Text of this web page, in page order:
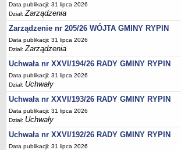
Statut
Strategia rozwoju
Uchwały
Projekty uchwał
Imienne wykazy głosowań radnych
Postać dokumentów
Akty Prawne, Dzienniki Ustaw, Monitory Polskie
Prawo miejscowe
Zarządzenia
Data publikacji: 31 lipca 2026
Dział:Zarządzenia
Zarządzenie nr 205/26 WÓJTA GMINY RYPIN
Data publikacji: 31 lipca 2026
Dział:Zarządzenia
Uchwała nr XXVI/194/26 RADY GMINY RYPIN
Data publikacji: 31 lipca 2026
Dział: Uchwały
Uchwała nr XXVI/193/26 RADY GMINY RYPIN
Data publikacji: 31 lipca 2026
Dział: Uchwały
Uchwała nr XXVI/192/26 RADY GMINY RYPIN
Data publikacji: 31 lipca 2026